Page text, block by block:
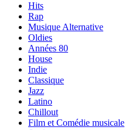
Hits
Rap
Musique Alternative
Oldies
Années 80
House
Indie
Classique
Jazz
Latino
Chillout
Film et Comédie musicale